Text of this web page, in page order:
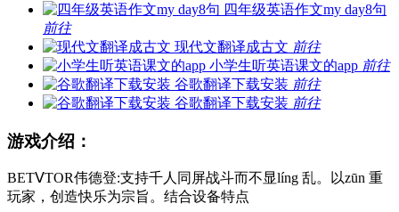
四年级英语作文my day8句
前往
现代文翻译成古文 前往
小学生听英语课文的app 前往
谷歌翻译下载安装 前往
谷歌翻译下载安装 前往
游戏介绍：
BETⅤTOR伟德登:支持千人同屏战斗而不显líng 乱。以zūn 重
玩家，创造快乐为宗旨。结合设备特点